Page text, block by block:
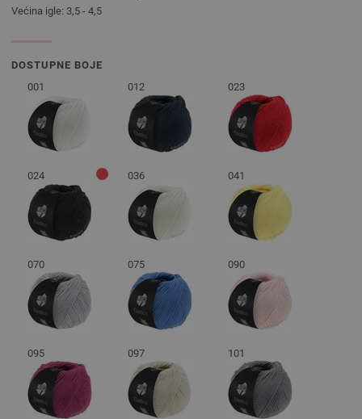
Većina igle: 3,5 - 4,5
DOSTUPNE BOJE
001
012 023
024 036 041
070 075 090
095 097 101